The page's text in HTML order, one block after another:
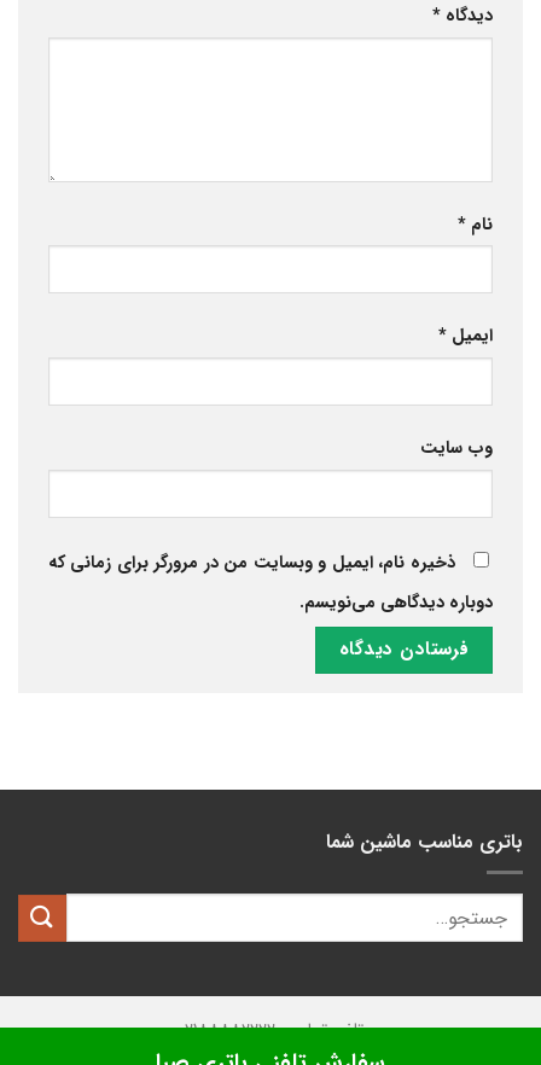
دیدگاه *
نام *
ایمیل *
وب‌ سایت
ذخیره نام، ایمیل و وبسایت من در مرورگر برای زمانی که
دوباره دیدگاهی می‌نویسم.
باتری مناسب ماشین شما
تلفن تماس: 02188882222